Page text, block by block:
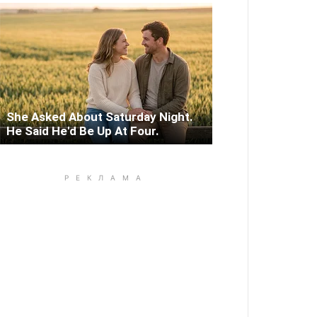
She Asked About Saturday Night.
He Said He'd Be Up At Four.